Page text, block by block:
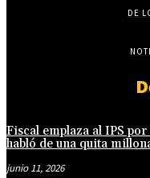
DE
Fiscal emplaza al IPS por
habló de una quita
junio 11, 2026